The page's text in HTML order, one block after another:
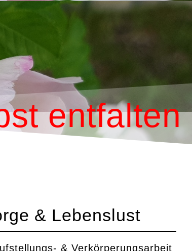
entfalten
& Lebenslust
& Verkörperungsarbeit